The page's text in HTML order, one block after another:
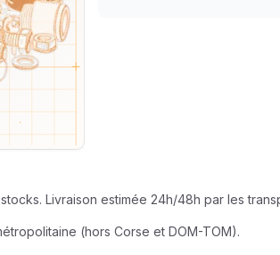
Livraison estimée 24h/48h par les
(hors Corse et DOM-TOM).